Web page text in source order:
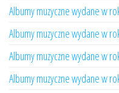
Albumy muzyczne wydane w
Albumy muzyczne wydane w
Albumy muzyczne wydane w
Albumy muzyczne wydane w